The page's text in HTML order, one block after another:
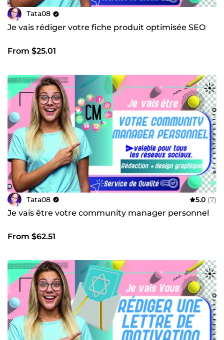
Tata08
Je vais rédiger votre fiche produit optimisée SEO
From $25.01
Tata08 5.0 (7)
Je vais être votre community manager personnel
From $62.51